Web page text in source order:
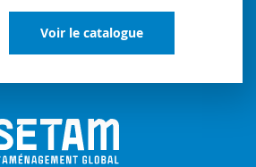
Voir le catalogue